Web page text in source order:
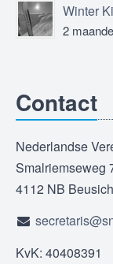
2
Contact
Nederlandse
Smalriemseweg
4112 NB
KvK: 40408391